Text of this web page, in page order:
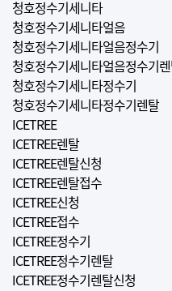
청호정수기세니타
청호정수기세니타얼음
청호정수기세니타얼음정수기
청호정수기세니타얼음정수기
청호정수기세니타정수기
청호정수기세니타정수기렌탈
ICETREE
ICETREE렌탈
ICETREE렌탈신청
ICETREE렌탈접수
ICETREE신청
ICETREE접수
ICETREE정수기
ICETREE정수기렌탈
ICETREE정수기렌탈신청